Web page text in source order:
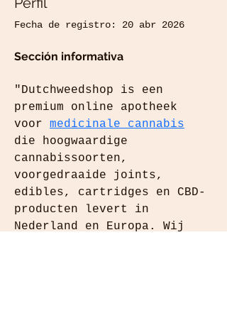
Fecha de registro: 20 abr 2026
Sección informativa
"Dutchweedshop is een
premium online apotheek
voor medicinale cannabis
die hoogwaardige
cannabissoorten,
voorgedraaide joints,
edibles, cartridges en CBD-
producten levert in
Nederland en Europa. Wij